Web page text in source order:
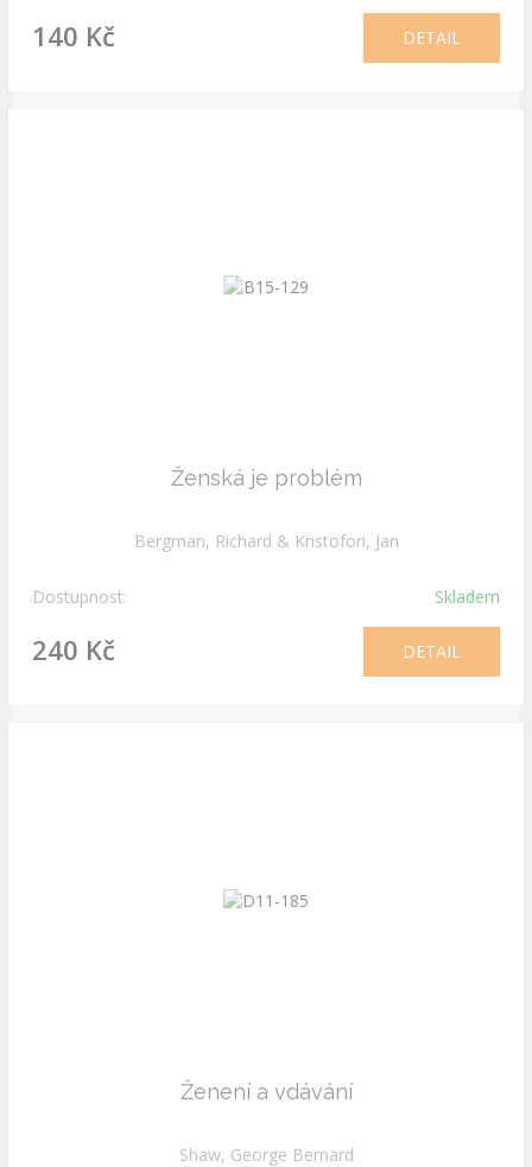
140 Kč DETAIL
Ženská je problém
Bergman, Richard & Kristofori, Jan
Dostupnost: Skladem
240 Kč DETAIL
Ženení a vdávání
Shaw, George Bernard